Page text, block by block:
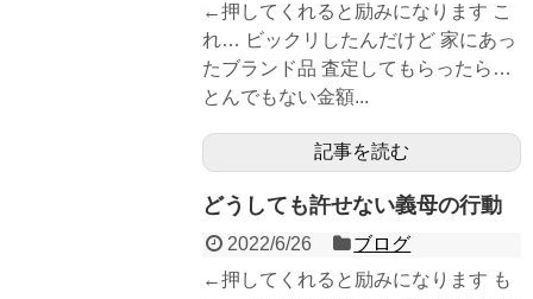
←押してくれると励みになります こ
れ… ビックリしたんだけど 家にあっ
たブランド品 査定してもらったら…
とんでもない金額...
記事を読む
どうしても許せない義母の行動
2022/6/26
ブログ
←押してくれると励みになります も